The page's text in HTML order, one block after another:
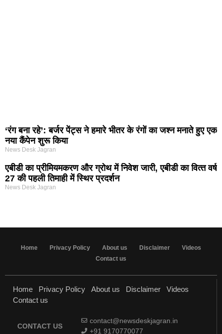
‘रंग बना रहे’: बर्जर पेंट्स ने हमारे भीतर के रंगों का जश्न मनाते हुए एक
नया कैंपेन शुरू किया
News Desk Jagran
एबीडी का प्रीमियमकरण और ग्रोथ में निवेश जारी, एबीडी का वित्‍त वर्ष
27 की पहली तिमाही में स्थिर प्रदर्शन
News Desk Jagran
Home Privacy Policy About us Disclaimer
Videos
Contact us
Home Privacy Policy About us Disclaimer
Videos
Contact us
CONTACT US
contact@newsdeskjagran.in
+91 9170770077